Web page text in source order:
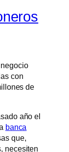
con
de
año el
banca
que,
necesiten